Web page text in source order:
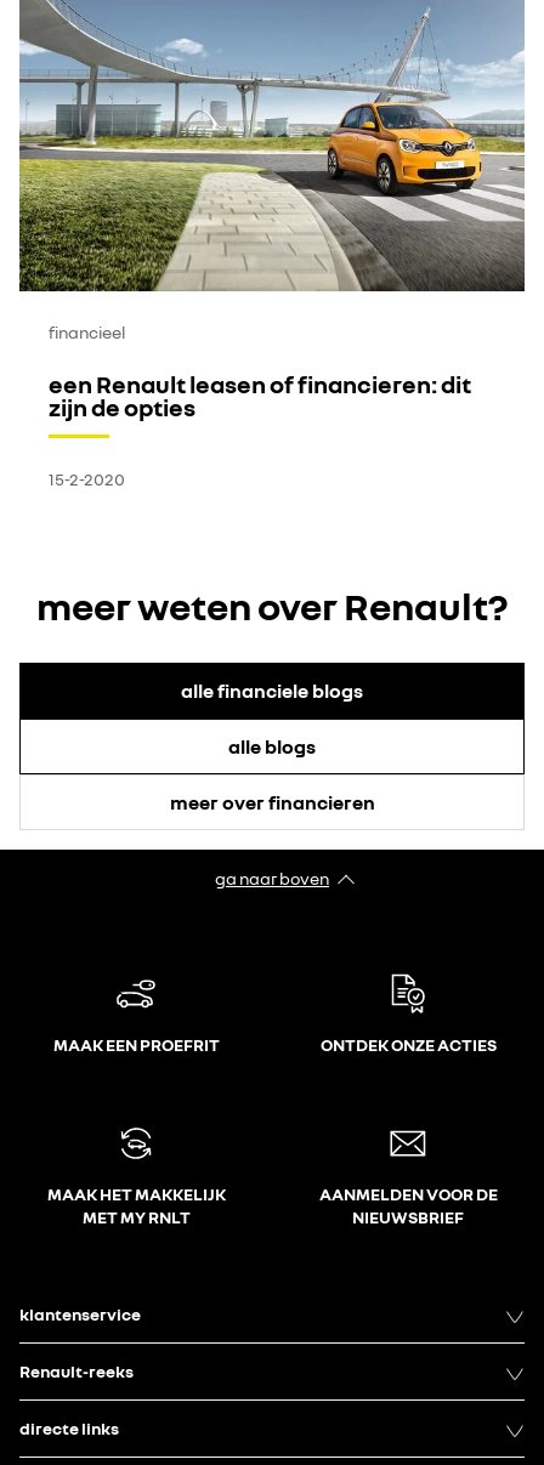
financieel
een Renault leasen of financieren: dit
zijn de opties
15-2-2020
meer weten over Renault?
alle financiele blogs
alle blogs
meer over financieren
ga naar boven
MAAK EEN PROEFRIT ONTDEK ONZE ACTIES
MAAK HET MAKKELIJK
MET MY RNLT
AANMELDEN VOOR DE
NIEUWSBRIEF
klantenservice
Renault-reeks
directe links